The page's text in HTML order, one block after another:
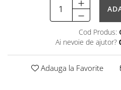
Cod Produs:
Ai nevoie de ajutor?
Adauga la Favorite